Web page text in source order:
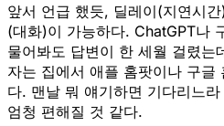
앞서 언급 했듯, 딜레이(지연시
(대화)이 가능하다. ChatGPT나
물어봐도 답변이 한 세월 걸렸는
자는 집에서 애플 홈팟이나 구글
다. 맨날 뭐 얘기하면 기다리느
엄청 편해질 것 같다.